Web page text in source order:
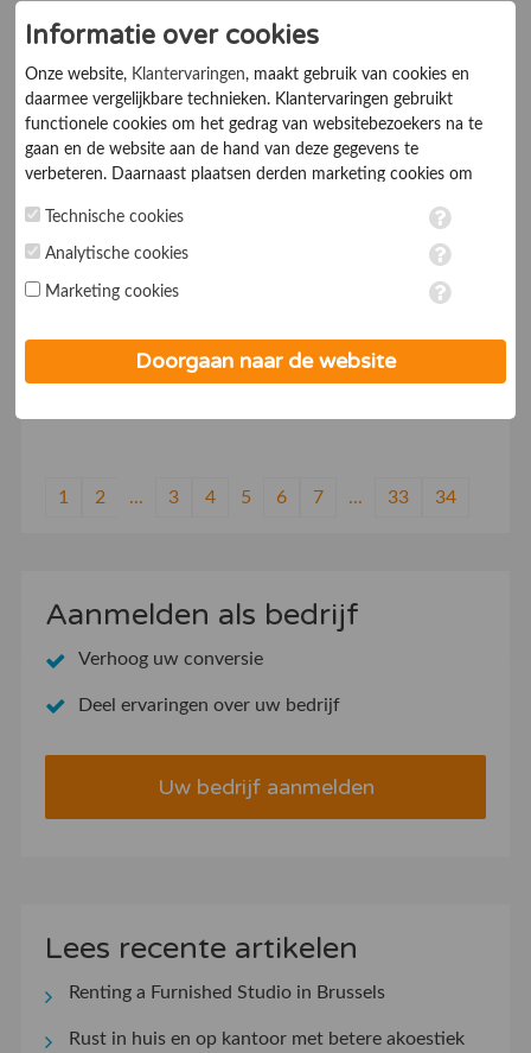
7.0
TelServ offers Geo, Freephone, Shared Cost and
Premium Rate Numbers in over 145 countries
Telecombedrijven
bellen, Alles-in-1, glasvezel, maar ook mobiel met 4G
netwerk. Telfort, werkt in je voordeel!
1 2 ... 3 4 5 6 7 ... 33 34
Aanmelden als bedrijf
Verhoog uw conversie
Deel ervaringen over uw bedrijf
Uw bedrijf aanmelden
Lees recente artikelen
Renting a Furnished Studio in Brussels
Rust in huis en op kantoor met betere akoestiek
Informatie over cookies
Onze website, Klantervaringen, maakt gebruik van cookies en
daarmee vergelijkbare technieken. Klantervaringen gebruikt
functionele cookies om het gedrag van websitebezoekers na te
gaan en de website aan de hand van deze gegevens te
verbeteren. Daarnaast plaatsen derden marketing cookies om
marketing cookies worden persoonsgegevens verwerkt. Je geeft
toestemming voor deze verwerking wanneer je hieronder een
op ieder moment aanpassen in de
. Lees voor meer
Technische cookies
Analytische cookies
Marketing cookies
Doorgaan naar de website